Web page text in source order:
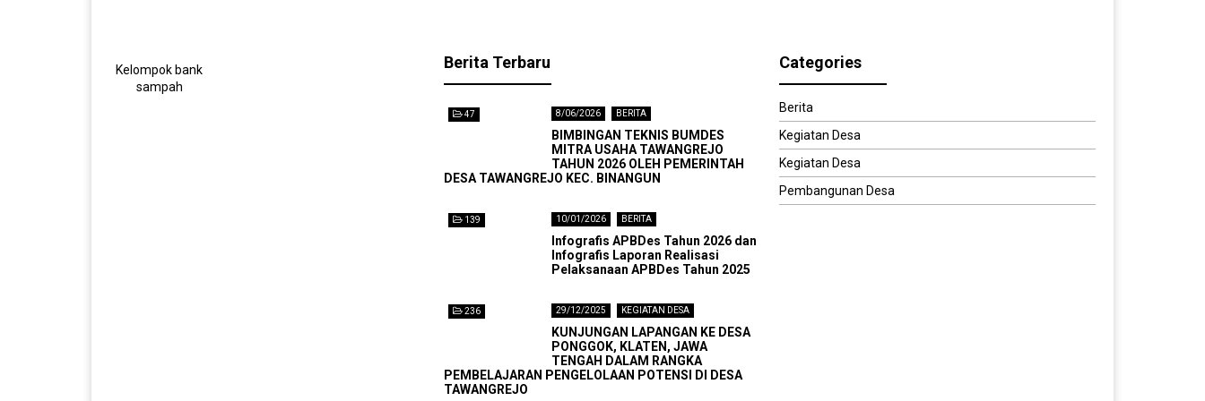
Kelompok bank
sampah
Berita Terbaru
8/06/2026 BERITA
BIMBINGAN TEKNIS BUMDES
MITRA USAHA TAWANGREJO
TAHUN 2026 OLEH PEMERINTAH
DESA TAWANGREJO KEC. BINANGUN
47
10/01/2026 BERITA
Infografis APBDes Tahun 2026 dan
Infografis Laporan Realisasi
Pelaksanaan APBDes Tahun 2025
139
29/12/2025 KEGIATAN DESA
KUNJUNGAN LAPANGAN KE DESA
PONGGOK, KLATEN, JAWA
TENGAH DALAM RANGKA
PEMBELAJARAN PENGELOLAAN POTENSI DI DESA
TAWANGREJO
236
Categories
Berita
Kegiatan Desa
Kegiatan Desa
Pembangunan Desa